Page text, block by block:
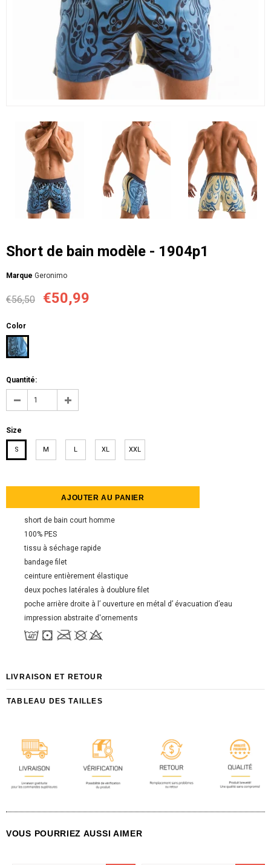
Short de bain modèle - 1904p1
Мarque Geronimo
€56,50 €50,99
Color
Quantité:
Size
S M L XL XXL
short de bain court homme
100% PЕS
tissu à séchage rapide
bandage filet
ceinture entièrement élastique
deux poches latérales à doublure filet
poche arrière droite à l’ ouverture en métal d’ évacuation d’eau
impression abstraite d'ornements
LIVRAISON ET RETOUR
TABLEAU DES TAILLES
VOUS POURRIEZ AUSSI AIMER